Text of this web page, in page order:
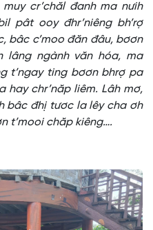
cr’chăl đanh ma nưih
pât ooy đhr’niêng bh’rợ
bâc c’moo đăn đâu, bơơn
lâng ngành văn hóa, ma
t’ngay ting bơơn bhrợ pa
hay chr’năp liêm. Lâh mơ,
bâc đhị tươc la lêy cha ơh
t’mooi chăp kiêng….